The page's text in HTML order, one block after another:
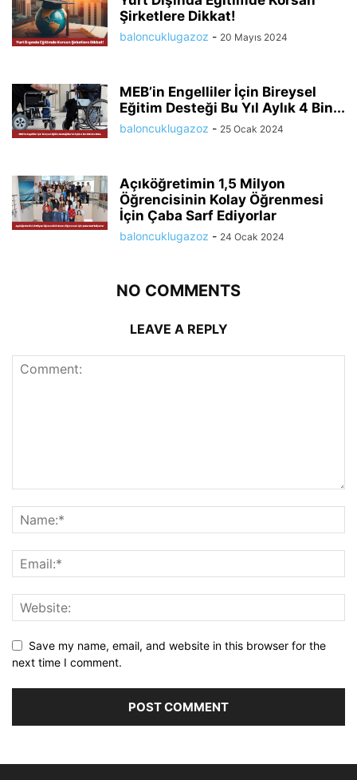
Şirketlere Dikkat!
baloncuklugazoz - 20 Mayıs 2024
MEB’in Engelliler İçin Bireysel
Eğitim Desteği Bu Yıl Aylık 4 Bin...
baloncuklugazoz - 25 Ocak 2024
Açıköğretimin 1,5 Milyon
Öğrencisinin Kolay Öğrenmesi
İçin Çaba Sarf Ediyorlar
baloncuklugazoz - 24 Ocak 2024
NO COMMENTS
LEAVE A REPLY
Save my name, email, and website in this browser for the
next time I comment.